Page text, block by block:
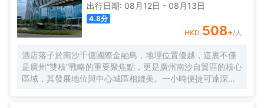
出行日期: 08月12日 - 08月13日
4.8分
HKD 508+/人
酒店落子於南沙千億國際金融島，地理位置優越，這裏不僅
是廣州“雙核”戰略的重要聚焦點，更是廣州南沙自貿區的核心
區域，其發展地位與中心城區相媲美。一小時便捷可達深